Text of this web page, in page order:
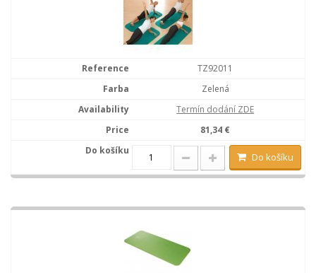
TZ92011
Zelená
Termín dodání ZDE
81,34 €
Do košíku